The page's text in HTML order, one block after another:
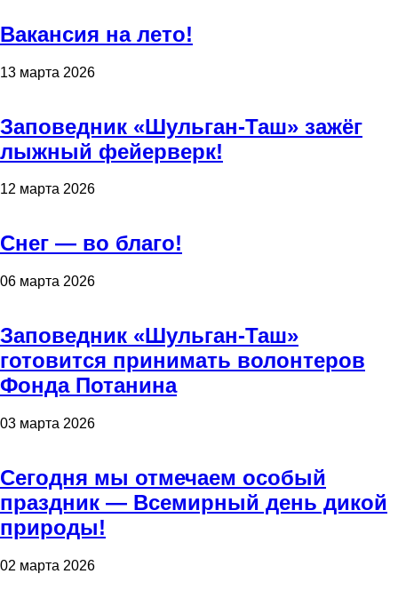
Вакансия на лето!
13 марта 2026
Заповедник «Шульган-Таш» зажёг
лыжный фейерверк!
12 марта 2026
Снег — во благо!
06 марта 2026
Заповедник «Шульган-Таш»
готовится принимать волонтеров
Фонда Потанина
03 марта 2026
Сегодня мы отмечаем особый
праздник — Всемирный день дикой
природы!
02 марта 2026